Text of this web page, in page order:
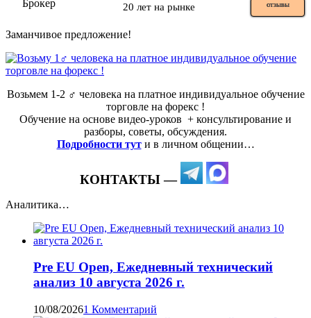
20 лет на рынке ОТЗЫВЫ
Заманчивое предложение!
Возьмем 1-2 ‍♂️ человека на платное индивидуальное обучение
торговле на форекс !
Обучение на основе видео-уроков ️ + консультирование и
разборы, советы, обсуждения.
Подробности тут и в личном общении…
КОНТАКТЫ —
Аналитика…
Pre EU Open, Ежедневный технический
анализ 10 августа 2026 г.
10/08/20261 Комментарий